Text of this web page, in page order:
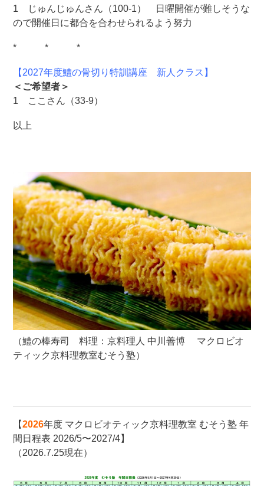
1 じゅんじゅんさん（100-1） 日曜開催が難しそうな
ので開催日に都合を合わせられるよう努力
* * *
【2027年度鱧の骨切り特訓講座 新人クラス】
＜ご希望者＞
1 ここさん（33-9）
以上
（鱧の棒寿司 料理：京料理人 中川善博 マクロビオ
ティック京料理教室むそう塾）
【2026年度 マクロビオティック京料理教室 むそう塾 年
間日程表 2026/5〜2027/4】
（2026.7.25現在）